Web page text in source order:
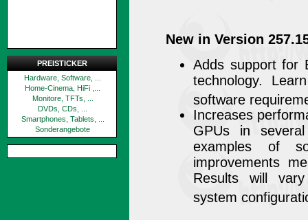
PREISTICKER
Hardware, Software, ...
Home-Cinema, HiFi ,...
Monitore, TFTs, ...
DVDs, CDs, ...
Smartphones, Tablets, ...
Sonderangebote
New in Version
Adds support for
technology.
software
Increases
GPUs in
examples of
improvements
Results will
system